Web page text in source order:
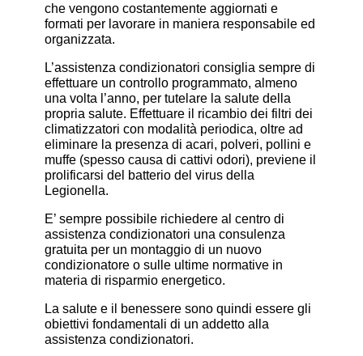
che vengono costantemente aggiornati e
formati per lavorare in maniera responsabile ed
organizzata.
L’assistenza condizionatori consiglia sempre di
effettuare un controllo programmato, almeno
una volta l’anno, per tutelare la salute della
propria salute. Effettuare il ricambio dei filtri dei
climatizzatori con modalità periodica, oltre ad
eliminare la presenza di acari, polveri, pollini e
muffe (spesso causa di cattivi odori), previene il
prolificarsi del batterio del virus della
Legionella.
E’ sempre possibile richiedere al centro di
assistenza condizionatori una consulenza
gratuita per un montaggio di un nuovo
condizionatore o sulle ultime normative in
materia di risparmio energetico.
La salute e il benessere sono quindi essere gli
obiettivi fondamentali di un addetto alla
assistenza condizionatori.